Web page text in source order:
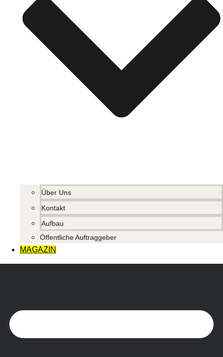
Über Uns
Kontakt
Aufbau
Öffentliche Auftraggeber
MAGAZIN